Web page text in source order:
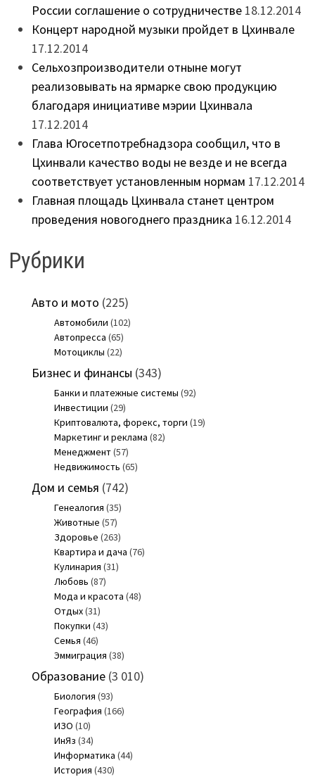
России соглашение о сотрудничестве 18.12.2014
Концерт народной музыки пройдет в Цхинвале
17.12.2014
Сельхозпроизводители отныне могут
реализовывать на ярмарке свою продукцию
благодаря инициативе мэрии Цхинвала
17.12.2014
Глава Югосетпотребнадзора сообщил, что в
Цхинвали качество воды не везде и не всегда
соответствует установленным нормам 17.12.2014
Главная площадь Цхинвала станет центром
проведения новогоднего праздника 16.12.2014
Рубрики
Авто и мото (225)
Автомобили (102)
Автопресса (65)
Мотоциклы (22)
Бизнес и финансы (343)
Банки и платежные системы (92)
Инвестиции (29)
Криптовалюта, форекс, торги (19)
Маркетинг и реклама (82)
Менеджмент(57)
Недвижимость (65)
Дом и семья (742)
Генеалогия (35)
Животные (57)
Здоровье (263)
Квартира и дача (76)
Кулинария (31)
Любовь (87)
Мода и красота (48)
Отдых(31)
Покупки (43)
Семья (46)
Эммиграция (38)
Образование(3 010)
Биология (93)
География (166)
ИЗО (10)
ИнЯз (34)
Информатика (44)
История (430)